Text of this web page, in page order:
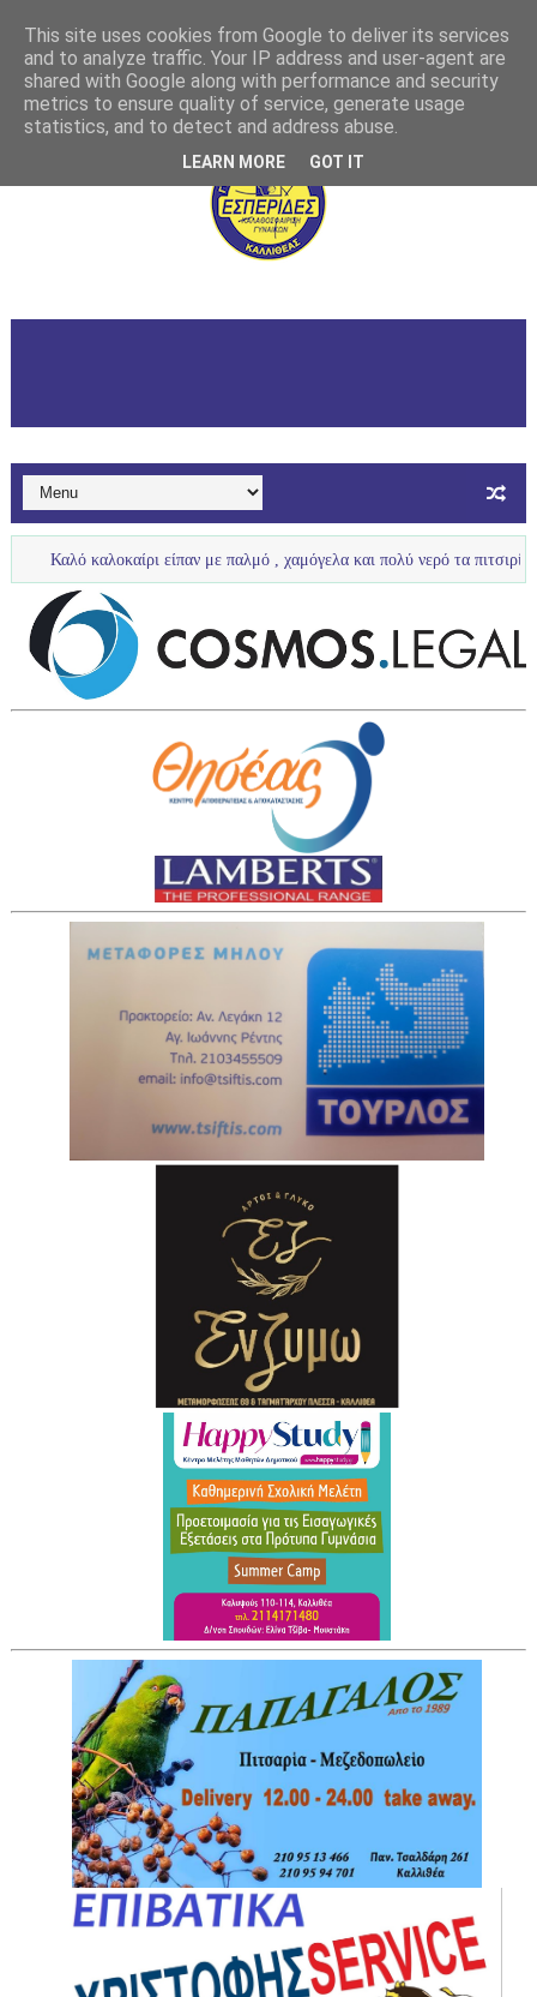
είπαν με παλμό , χαμόγελα και πολύ νερό τα πιτσιρίκια μας ...
This site uses cookies from Google to deliver its services
and to analyze traffic. Your IP address and user-agent are
shared with Google along with performance and security
metrics to ensure quality of service, generate usage
statistics, and to detect and address abuse.
LEARN MORE GOT IT